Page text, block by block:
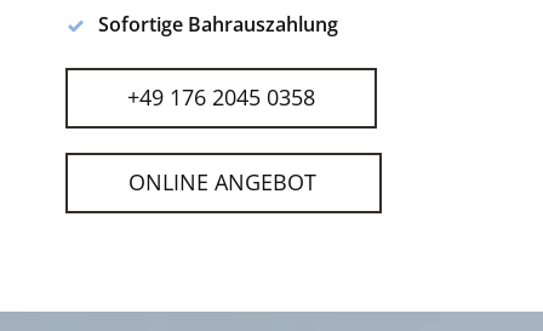
Sofortige Bahrauszahlung
+49 176 2045 0358
ONLINE ANGEBOT